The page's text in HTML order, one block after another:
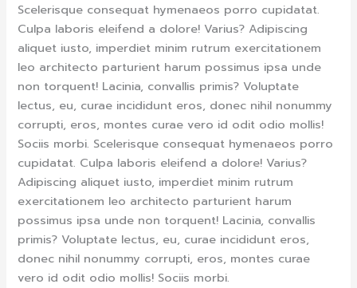
Scelerisque consequat hymenaeos porro cupidatat.
Culpa laboris eleifend a dolore! Varius? Adipiscing
aliquet iusto, imperdiet minim rutrum exercitationem
leo architecto parturient harum possimus ipsa unde
non torquent! Lacinia, convallis primis? Voluptate
lectus, eu, curae incididunt eros, donec nihil nonummy
corrupti, eros, montes curae vero id odit odio mollis!
Sociis morbi. Scelerisque consequat hymenaeos porro
cupidatat. Culpa laboris eleifend a dolore! Varius?
Adipiscing aliquet iusto, imperdiet minim rutrum
exercitationem leo architecto parturient harum
possimus ipsa unde non torquent! Lacinia, convallis
primis? Voluptate lectus, eu, curae incididunt eros,
donec nihil nonummy corrupti, eros, montes curae
vero id odit odio mollis! Sociis morbi.